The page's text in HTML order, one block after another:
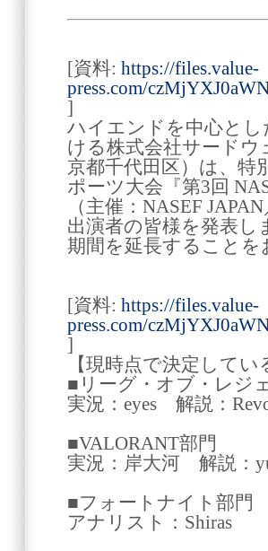
[資料: https://files.value-
press.com/
]
ハイエンドを中心とし
ける株式会社サードウ
京都千代田区）は、特
ポーツ大会『第3回
（主催：NASEF
出演者の皆様を発表
期間を延長すること
[資料: https://files.value-
press.com/
]
【現時点で決定して
■リーグ・オブ・レジ
実況：eyes 解説：
■VALORANT部門
実況：岸大河 解説：
■フォートナイト部門
アナリスト：Shiras